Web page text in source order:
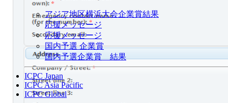
アジア地区横浜大会企業賞結果
応援メッセージ
応援メッセージ
国内予選 企業賞
国内予選企業賞 結果
ICPC Japan
ICPC Asia Pacific
ICPC Global